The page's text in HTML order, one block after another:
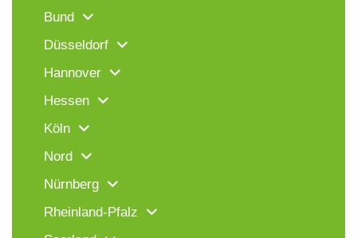
Bund
Düsseldorf
Hannover
Hessen
Köln
Nord
Nürnberg
Rheinland-Pfalz